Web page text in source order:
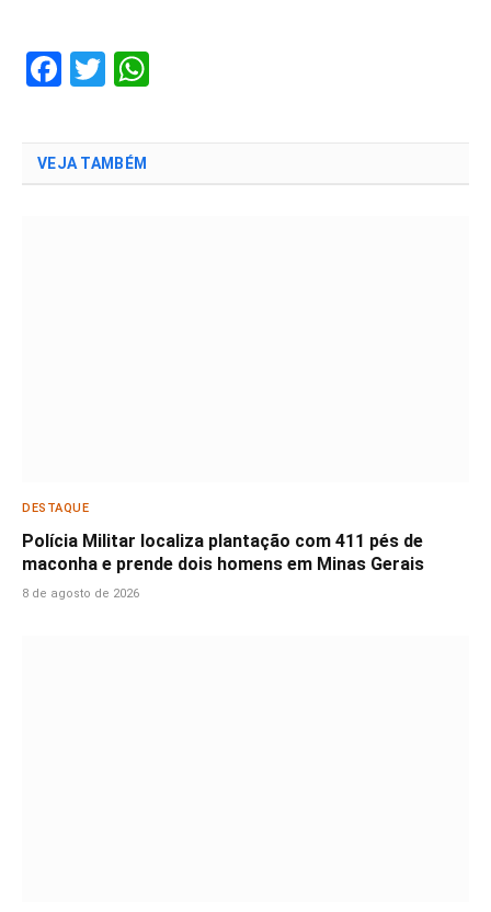
Facebook
Twitter
VEJA TAMBÉM
DESTAQUE
Polícia Militar localiza plantação com 411 pés de
maconha e prende dois homens em Minas Gerais
8 de agosto de 2026